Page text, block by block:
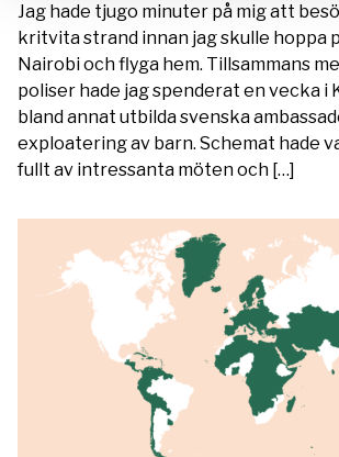
Jag hade tjugo minuter på mig att
kritvita strand innan jag skulle hoppa
Nairobi och flyga hem. Tillsammans
poliser hade jag spenderat en vecka i
bland annat utbilda svenska
exploatering av barn. Schemat hade
fullt av intressanta möten och […]